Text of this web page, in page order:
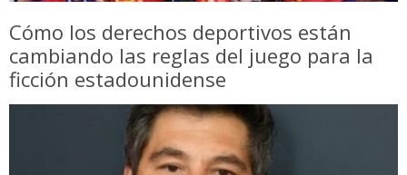
Cómo los derechos deportivos están
cambiando las reglas del juego para la
ficción estadounidense